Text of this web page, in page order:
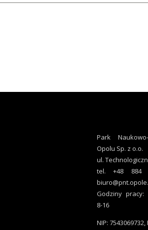
Park
Opolu Sp. z o.o.
ul.
tel. +48 884
Godziny pracy:
8-16
NIP: 7543069732,